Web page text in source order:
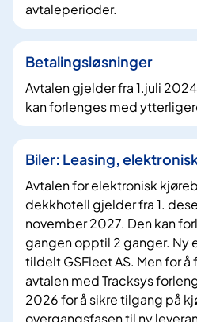
avtaleperioder.
Betalingsløsninger
Avtalen gjelder fra 1.juli
kan forlenges med
Biler: Leasing,
Avtalen for elektronisk
dekkhotell gjelder fra 1.
november 2027. Den kan
gangen opptil 2 ganger. Ny
tildelt GSFleet AS. Men for
avtalen med Tracksys
2026 for å sikre tilgang på
overgangsfasen til ny